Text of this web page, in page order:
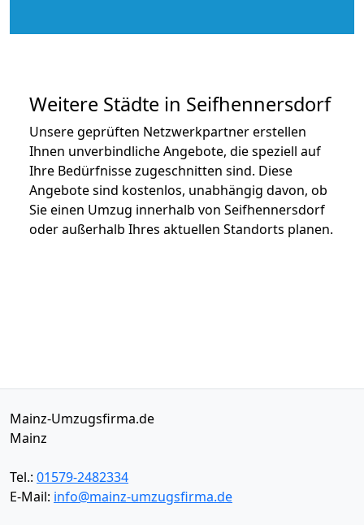
Weitere Städte in Seifhennersdorf
Unsere geprüften Netzwerkpartner erstellen
Ihnen unverbindliche Angebote, die speziell auf
Ihre Bedürfnisse zugeschnitten sind. Diese
Angebote sind kostenlos, unabhängig davon, ob
Sie einen Umzug innerhalb von Seifhennersdorf
oder außerhalb Ihres aktuellen Standorts planen.
Mainz-Umzugsfirma.de
Mainz
Tel.: 01579-2482334
E-Mail: info@mainz-umzugsfirma.de